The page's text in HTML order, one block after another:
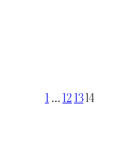
1…121314